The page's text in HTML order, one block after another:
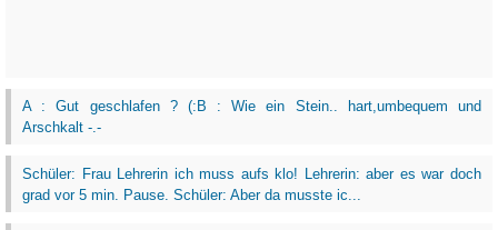
A : Gut geschlafen ? (:B : Wie ein Stein.. hart,umbequem und
Arschkalt -.-
Schüler: Frau Lehrerin ich muss aufs klo! Lehrerin: aber es war doch
grad vor 5 min. Pause. Schüler: Aber da musste ic...